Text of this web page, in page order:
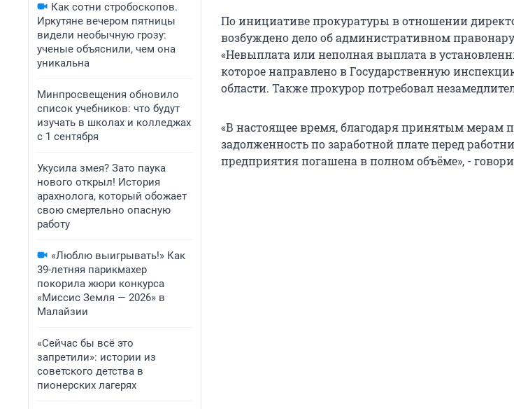
Как сотни стробоскопов.
Иркутяне вечером пятницы
видели необычную грозу:
ученые объяснили, чем она
уникальна
Минпросвещения обновило
список учебников: что будут
изучать в школах и колледжах
с 1 сентября
Укусила змея? Зато паука
нового открыл! История
арахнолога, который обожает
свою смертельно опасную
работу
«Люблю выигрывать!» Как
39-летняя парикмахер
покорила жюри конкурса
«Миссис Земля — 2026» в
Малайзии
«Сейчас бы всё это
запретили»: истории из
советского детства в
пионерских лагерях
По инициативе прокуратуры в отношении
возбуждено дело об административном
«Невыплата или неполная выплата в
которое направлено в Государственную
области. Также прокурор потребовал
«В настоящее время, благодаря принятым мерам
задолженность по заработной плате перед
предприятия погашена в полном объёме», -